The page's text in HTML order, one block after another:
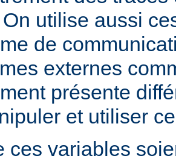
utilise aussi
de
externes
présente
et utiliser
ces variables